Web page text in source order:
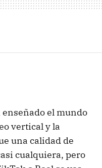
enseñado el mundo
vertical y la
una calidad de
cualquiera, pero